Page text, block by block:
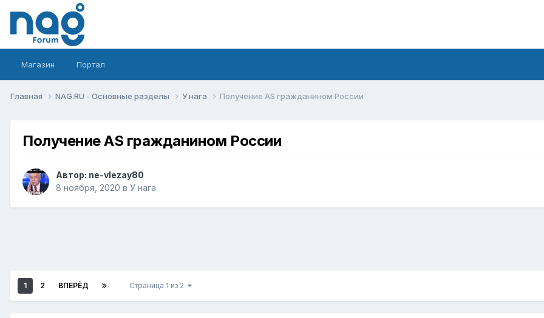
Магазин Портал
Главная NAG.RU - Основные разделы У нага Получение AS гражданином России
Получение AS гражданином России
Автор: ne-vlezay80
8 ноября, 2020 в У нага
1 2 ВПЕРЁД Страница 1 из 2